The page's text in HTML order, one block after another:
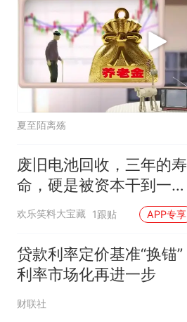
夏至陌离殇
废旧电池回收，三年的寿
命，硬是被资本干到一年
不止！
欢乐笑料大宝藏 1跟贴 APP专享
贷款利率定价基准“换锚”
利率市场化再进一步
财联社